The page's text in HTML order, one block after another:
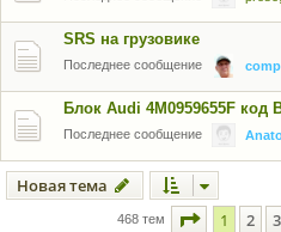
SRS на грузовике
Последнее сообщение
Блок Audi 4M0959655F код
Последнее сообщение
Новая тема
468 тем Страница
1 2 3